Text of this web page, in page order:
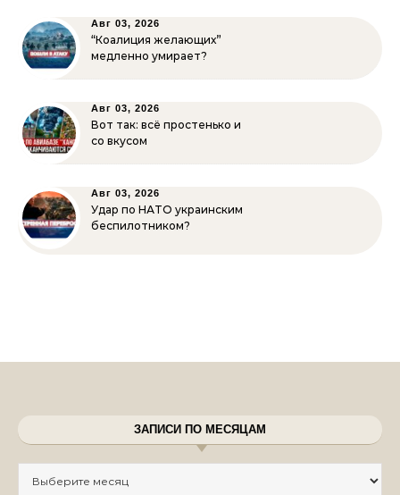
Авг 03, 2026
“Коалиция желающих”
медленно умирает?
Авг 03, 2026
Вот так: всё простенько и
со вкусом
Авг 03, 2026
Удар по НАТО украинским
беспилотником?
ЗАПИСИ ПО МЕСЯЦАМ